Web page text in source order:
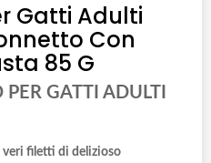
Gatti Adulti
Con
85 G
GATTI ADULTI
veri filetti di delizioso